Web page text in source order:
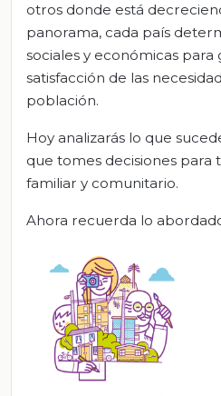
otros donde está
panorama, cada país
sociales y económicas para
satisfacción de las
población.
Hoy analizarás lo que
que tomes decisiones para
familiar y comunitario.
Ahora recuerda lo